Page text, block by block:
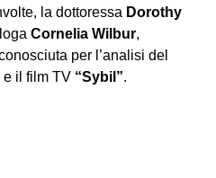
la dottoressa Dorothy
Cornelia Wilbur,
per l’analisi del
il film TV “Sybil”.